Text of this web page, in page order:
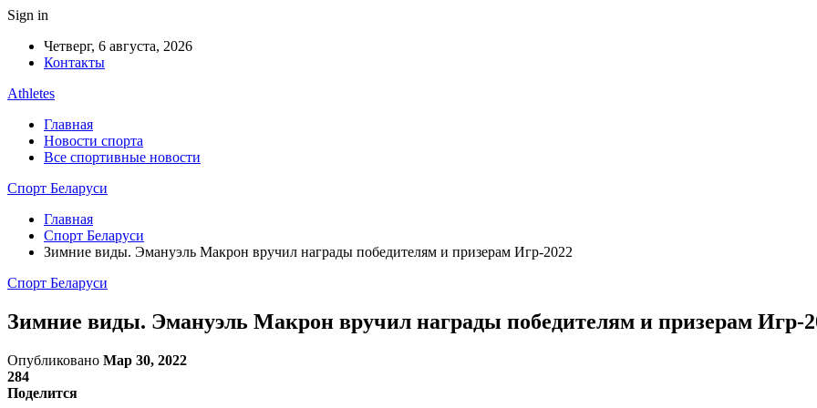
Sign in
Четверг, 6 августа, 2026
Контакты
Athletes
Главная
Новости спорта
Все спортивные новости
Спорт Беларуси
Главная
Спорт Беларуси
Зимние виды. Эмануэль Макрон вручил награды победителям и призерам Игр-2022
Спорт Беларуси
Зимние виды. Эмануэль Макрон вручил награды победителям и призерам Игр-
Опубликовано Мар 30, 2022
284
Поделится